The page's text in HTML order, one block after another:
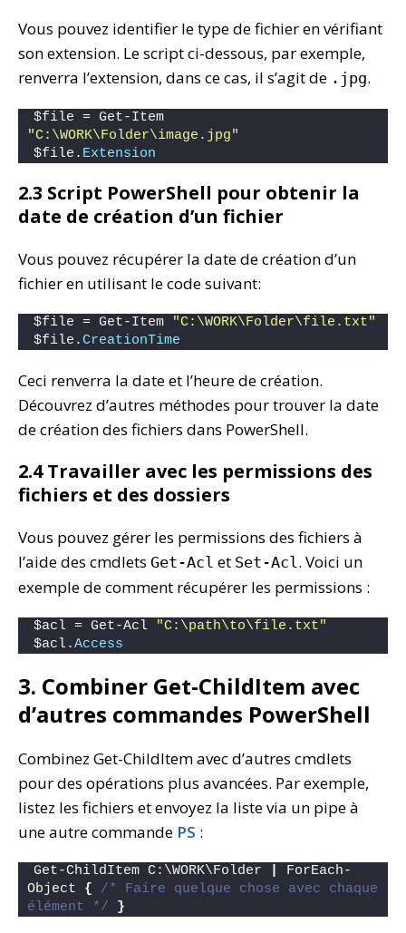
Vous pouvez identifier le type de fichier en vérifiant
son extension. Le script ci-dessous, par exemple,
renverra l’extension, dans ce cas, il s’agit de .jpg.
"C:\WORK\Folder\image.jpg"
$file. Extension
2.3 Script PowerShell pour obtenir la
date de création d’un fichier
Vous pouvez récupérer la date de création d’un
fichier en utilisant le code suivant:
$file = Get-Item
"C:\WORK\Folder\file.txt"
$file.CreationTime
Ceci renverra la date et l’heure de création.
Découvrez d’autres méthodes pour trouver la date
de création des fichiers dans PowerShell.
2.4 Travailler avec les permissions des
fichiers et des dossiers
Vous pouvez gérer les permissions des fichiers à
l’aide des cmdlets Get-Acl et Set-Acl. Voici un
exemple de comment récupérer les permissions :
$acl = Get-Acl
"C:\path\to\file.txt"
$acl.Access
3. Combiner Get-ChildItem avec
d’autres commandes PowerShell
Combinez Get-ChildItem avec d’autres cmdlets
pour des opérations plus avancées. Par exemple,
listez les fichiers et envoyez la liste via un pipe à
une autre commande PS :
Get-ChildItem C:\WORK\Folder
ForEach-
Object {
/* Faire quelque chose avec chaque
élément */
}